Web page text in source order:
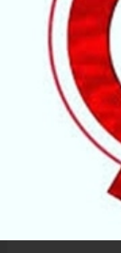
İsveç’in
hizmet veren
salonu, 30
uğrak
Velat Kaydu,
hizmet